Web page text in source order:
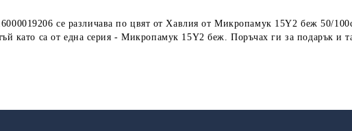
се различава по цвят от Хавлия от Микропамук 15Y2 беж 50/
като са от една серия - Микропамук 15Y2 беж. Поръчах ги за подарък и